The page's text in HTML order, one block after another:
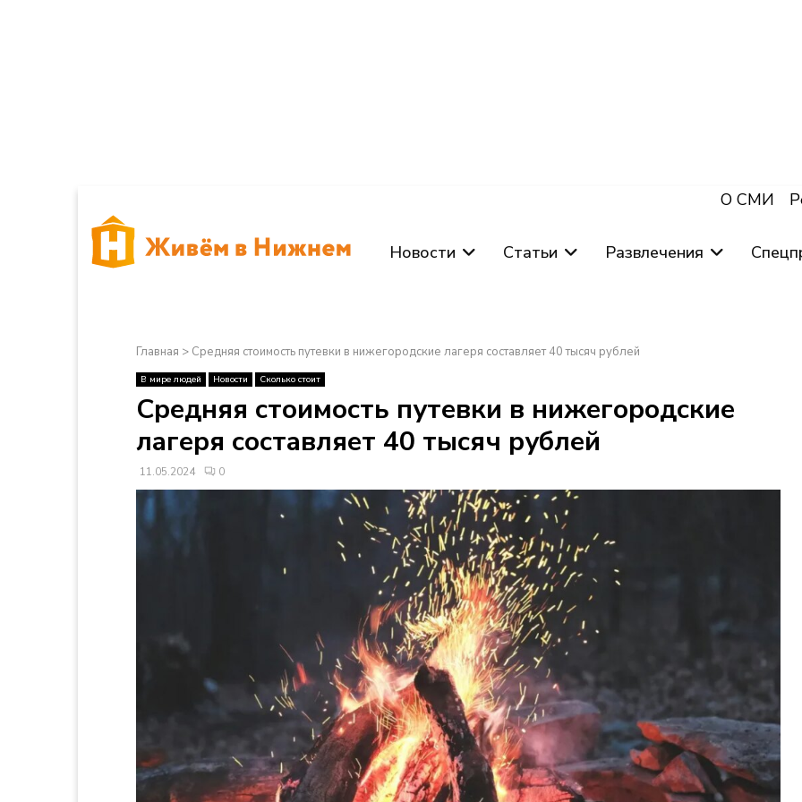
О СМИ
Новости Статьи Развлечения
Главная > Средняя стоимость путевки в нижегородские лагеря составляет 40 тысяч рублей
В мире людей Новости Сколько стоит
Средняя стоимость путевки в нижегородские
лагеря составляет 40 тысяч рублей
11.05.2024 0